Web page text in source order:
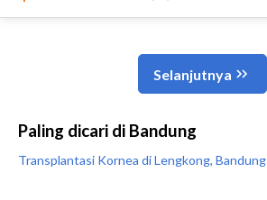
Paling dicari di Bandung
Transplantasi Kornea di Lengkong, Bandung